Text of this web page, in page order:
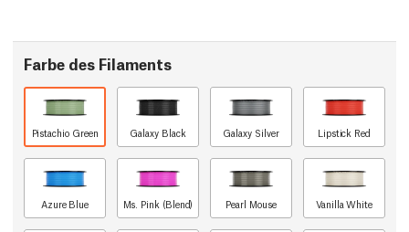
Farbe des Filaments
Pistachio Green Galaxy Black Galaxy Silver Lipstick Red
Azure Blue Ms. Pink (Blend) Pearl Mouse Vanilla White